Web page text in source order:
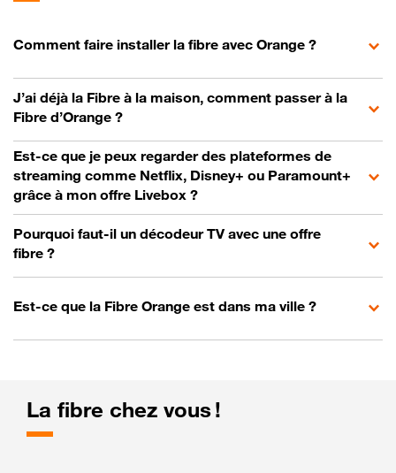
Comment faire installer la fibre avec Orange ?
J’ai déjà la Fibre à la maison, comment passer à la
Fibre d’Orange ?
Est-ce que je peux regarder des plateformes de
streaming comme Netflix, Disney+ ou Paramount+
grâce à mon offre Livebox ?
Pourquoi faut-il un décodeur TV avec une offre
fibre ?
Est-ce que la Fibre Orange est dans ma ville ?
La fibre chez vous !